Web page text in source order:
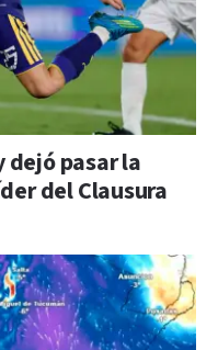
dejó pasar la
del Clausura